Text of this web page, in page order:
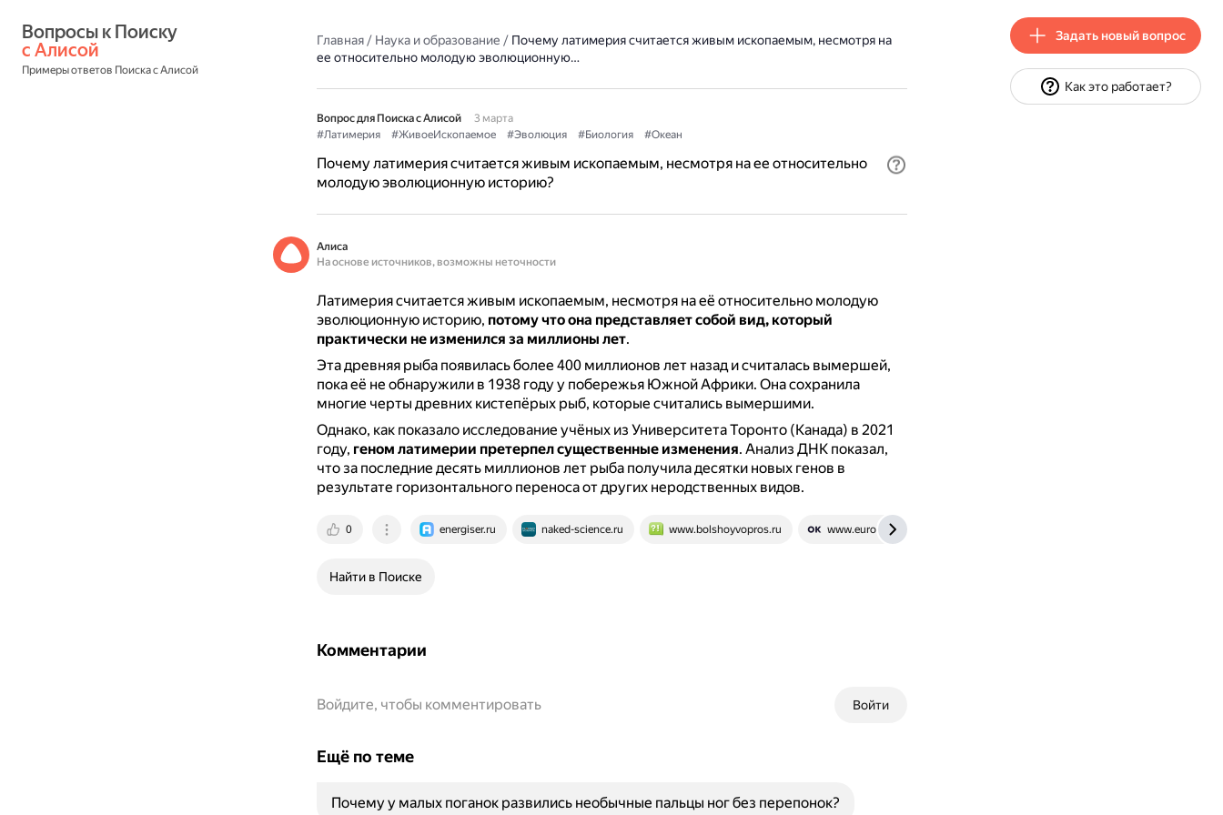
с Алисой
Примеры ответов Поиска с Алисой
Главная/ Наука и образование / Почему латимерия считается живым ископаемым, несмотря на
ее относительно молодую эволюционную…
Вопрос для Поиска с Алисой
3 марта
#Латимерия
#ЖивоеИскопаемое #Эволюция #Биология #Океан
Почему латимерия считается живым ископаемым, несмотря на ее относительно
молодую эволюционную историю?
Алиса
На основе источников, возможны неточности
Латимерия считается живым ископаемым, несмотря на её относительно молодую
эволюционную историю, потому что она представляет собой вид, который
практически не изменился за миллионы лет.
Эта древняя рыба появилась более 400 миллионов лет назад и считалась вымершей,
пока её не обнаружили в 1938 году у побережья Южной Африки. Она сохранила
многие черты древних кистепёрых рыб, которые считались вымершими.
Однако, как показало исследование учёных из Университета Торонто (Канада) в 2021
году, геном латимерии претерпел существенные изменения. Анализ ДНК показал,
что за последние десять миллионов лет рыба получила десятки новых генов в
результате горизонтального переноса от других неродственных видов.
0 energiser.ru naked-science.ru www.bolshoyvopros.ru www.euroki.org
Найти в Поиске
Комментарии
Войти
Войдите, чтобы комментировать
Ещё по теме
Почему у малых поганок развились необычные пальцы ног без перепонок?
Задать новый вопрос
Как это работает?